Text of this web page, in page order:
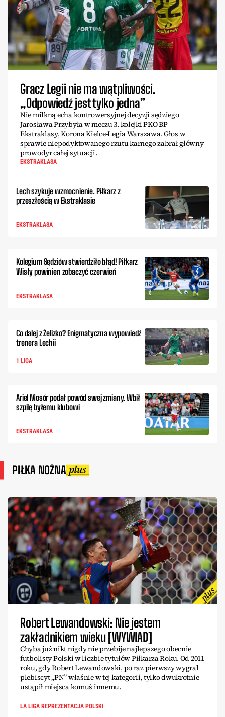
Gracz Legii nie ma wątpliwości.
„Odpowiedź jest tylko jedna”
Nie milkną echa kontrowersyjnej decyzji sędziego
Jarosława Przybyła w meczu 3. kolejki PKO BP
Ekstraklasy, Korona Kielce-Legia Warszawa. Głos w
sprawie niepodyktowanego rzutu karnego zabrał główny
prowodyr całej sytuacji.
EKSTRAKLASA
Lech szykuje wzmocnienie. Piłkarz z
przeszłością w Ekstraklasie
EKSTRAKLASA
Kolegium Sędziów stwierdziło błąd! Piłkarz
Wisły powinien zobaczyć czerwień
EKSTRAKLASA
Co dalej z Żelizko? Enigmatyczna wypowiedź
trenera Lechii
1 LIGA
Ariel Mosór podał powód swej zmiany. Wbił
szpilę byłemu klubowi
EKSTRAKLASA
PIŁKA NOŻNA
Robert Lewandowski: Nie jestem
zakładnikiem wieku [WYWIAD]
Chyba już nikt nigdy nie przebije najlepszego obecnie
futbolisty Polski w liczbie tytułów Piłkarza Roku. Od 2011
roku, gdy Robert Lewandowski, po raz pierwszy wygrał
plebiscyt „PN” właśnie w tej kategorii, tylko dwukrotnie
ustąpił miejsca komuś innemu.
LA LIGA REPREZENTACJA POLSKI